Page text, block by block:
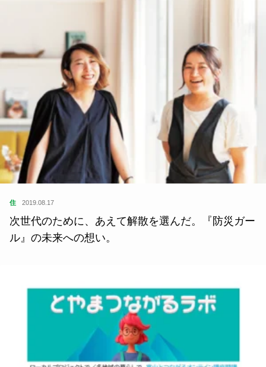
住 2019.08.17
次世代のために、あえて解散を選んだ。『防災ガー
ル』の未来への想い。